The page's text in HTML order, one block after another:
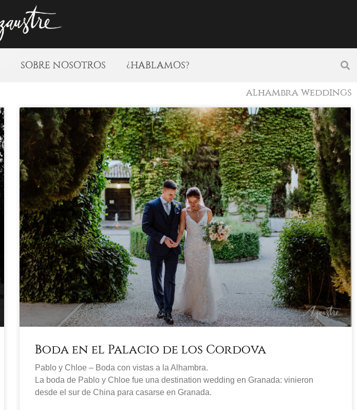
SOBRE NOSOTROS ¿HABLAMOS?
alhambra weddings
Boda en el Palacio de los Cordova
Pablo y Chloe – Boda con vistas a la Alhambra.
La boda de Pablo y Chloe fue una destination wedding en Granada: vinieron
desde el sur de China para casarse en Granada.